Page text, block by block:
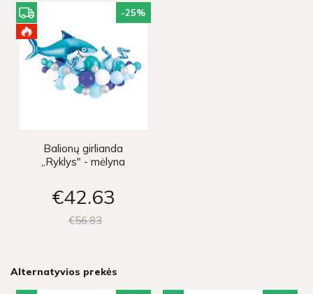
-25%
Balionų girlianda
„Ryklys" - mėlyna
€42 63
€5683
Alternatyvios prekės